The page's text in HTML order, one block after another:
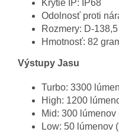
Krytie IP: IP68
Odolnosť proti
Rozmery: D-
Hmotnosť: 82
Výstupy Jasu
Turbo: 3300
High: 1200
Mid: 300
Low: 50 lúmenov